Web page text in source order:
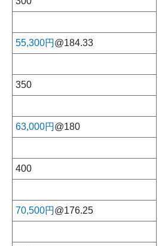
55,300円 @184.33
350
63,000円 @180
400
70,500円 @176.25